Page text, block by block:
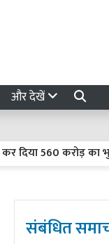
और देखें
560 करोड़ का भुगतान
संबंधित